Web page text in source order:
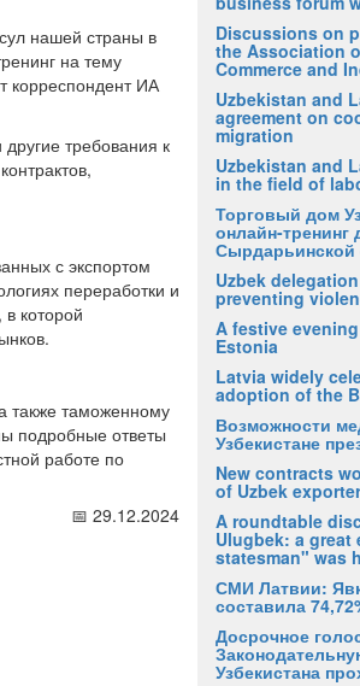
нашей страны в
на тему
корреспондент ИА
требования к
с экспортом
переработки и
которой
также таможенному
подробные ответы
работе по
📅 29.12.2024
Discussions on
the Association
Commerce and
Uzbekistan and
agreement on
migration
Uzbekistan and
in the field of
Торговый дом
онлайн-тренинг
Сырдарьинской
Uzbek
preventing
A festive
Estonia
Latvia widely
adoption of the
Возможности
Узбекистане
New contracts
of Uzbek
A roundtable
Ulugbek: a
statesman" was
СМИ Латвии:
составила
Досрочное
Узбекистана